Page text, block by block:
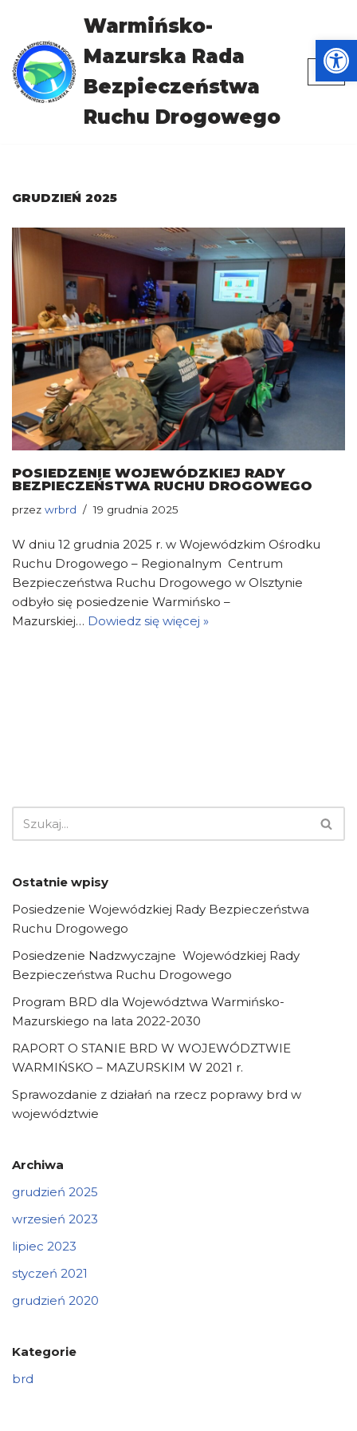
Przejdź
do
treści
Warmińsko-
Mazurska Rada
Bezpieczeństwa
Ruchu Drogowego
GRUDZIEŃ 2025
POSIEDZENIE WOJEWÓDZKIEJ RADY
BEZPIECZEŃSTWA RUCHU DROGOWEGO
przez wrbrd 19 grudnia 2025
W dniu 12 grudnia 2025 r. w Wojewódzkim Ośrodku
Ruchu Drogowego – Regionalnym Centrum
Bezpieczeństwa Ruchu Drogowego w Olsztynie
odbyło się posiedzenie Warmińsko –
Mazurskiej… Dowiedz się więcej »
Ostatnie wpisy
Posiedzenie Wojewódzkiej Rady Bezpieczeństwa
Ruchu Drogowego
Posiedzenie Nadzwyczajne Wojewódzkiej Rady
Bezpieczeństwa Ruchu Drogowego
Program BRD dla Województwa Warmińsko-
Mazurskiego na lata 2022-2030
RAPORT O STANIE BRD W WOJEWÓDZTWIE
WARMIŃSKO – MAZURSKIM W 2021 r.
Sprawozdanie z działań na rzecz poprawy brd w
województwie
Archiwa
grudzień 2025
wrzesień 2023
lipiec 2023
styczeń 2021
grudzień 2020
Kategorie
brd